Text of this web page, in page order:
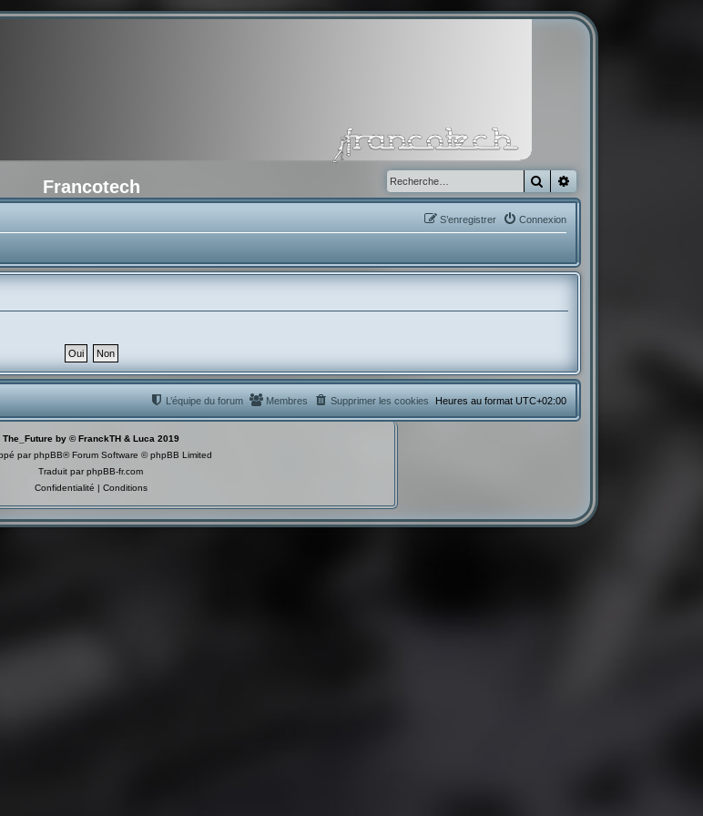
Francotech Rechercher
Connexion
S’enregistrer
Heures au format UTC+02:00
Supprimer les cookies
Membres
L’équipe du forum
The_Future by © FranckTH & Luca 2019
parphpBB® Forum Software © phpBB Limited
Traduit parphpBB-fr.com
Confidentialité
Conditions